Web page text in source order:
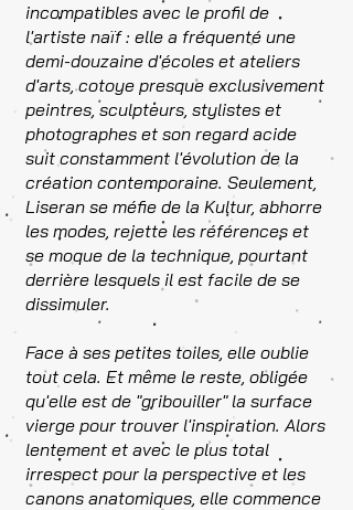
incompatibles avec le profil de
l'artiste naïf : elle a fréquenté une
demi-douzaine d'écoles et ateliers
d'arts, cotoye presque exclusivement
peintres, sculpteurs, stylistes et
photographes et son regard acide
suit constamment l'évolution de la
création contemporaine. Seulement,
Liseran se méfie de la Kultur, abhorre
les modes, rejette les références et
se moque de la technique, pourtant
derrière lesquels il est facile de se
dissimuler.
Face à ses petites toiles, elle oublie
tout cela. Et même le reste, obligée
qu'elle est de "gribouiller" la surface
vierge pour trouver l'inspiration. Alors
lentement et avec le plus total
irrespect pour la perspective et les
canons anatomiques, elle commence